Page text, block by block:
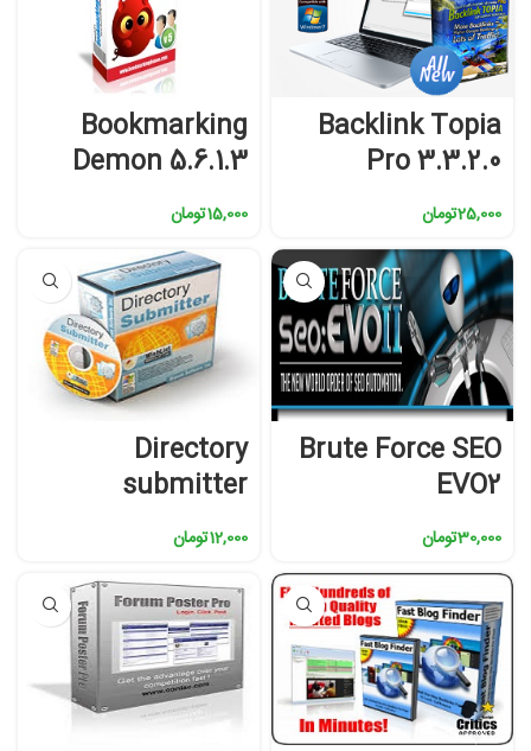
Backlink Topia
Pro 3.3.2.0
25,000تومان
Bookmarking
Demon 5.6.1.3
15,000تومان
Brute Force SEO
EVO2
30,000تومان
Directory
submitter
12,000تومان